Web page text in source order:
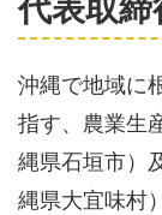
代表取
沖縄で地域に
指す、農業生
縄県石垣市）
縄県大宜味村